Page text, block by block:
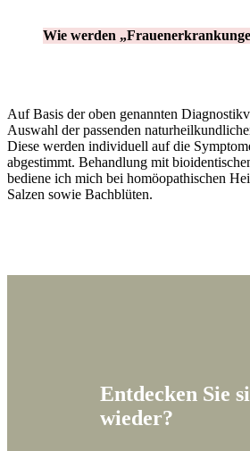
Wie werden
Auf Basis der oben genannten
Auswahl der passenden
Diese werden individuell auf die
abgestimmt. Behandlung mit
bediene ich mich bei homöopathischen
Salzen sowie Bachblüten.
Entdecken Sie
wieder?